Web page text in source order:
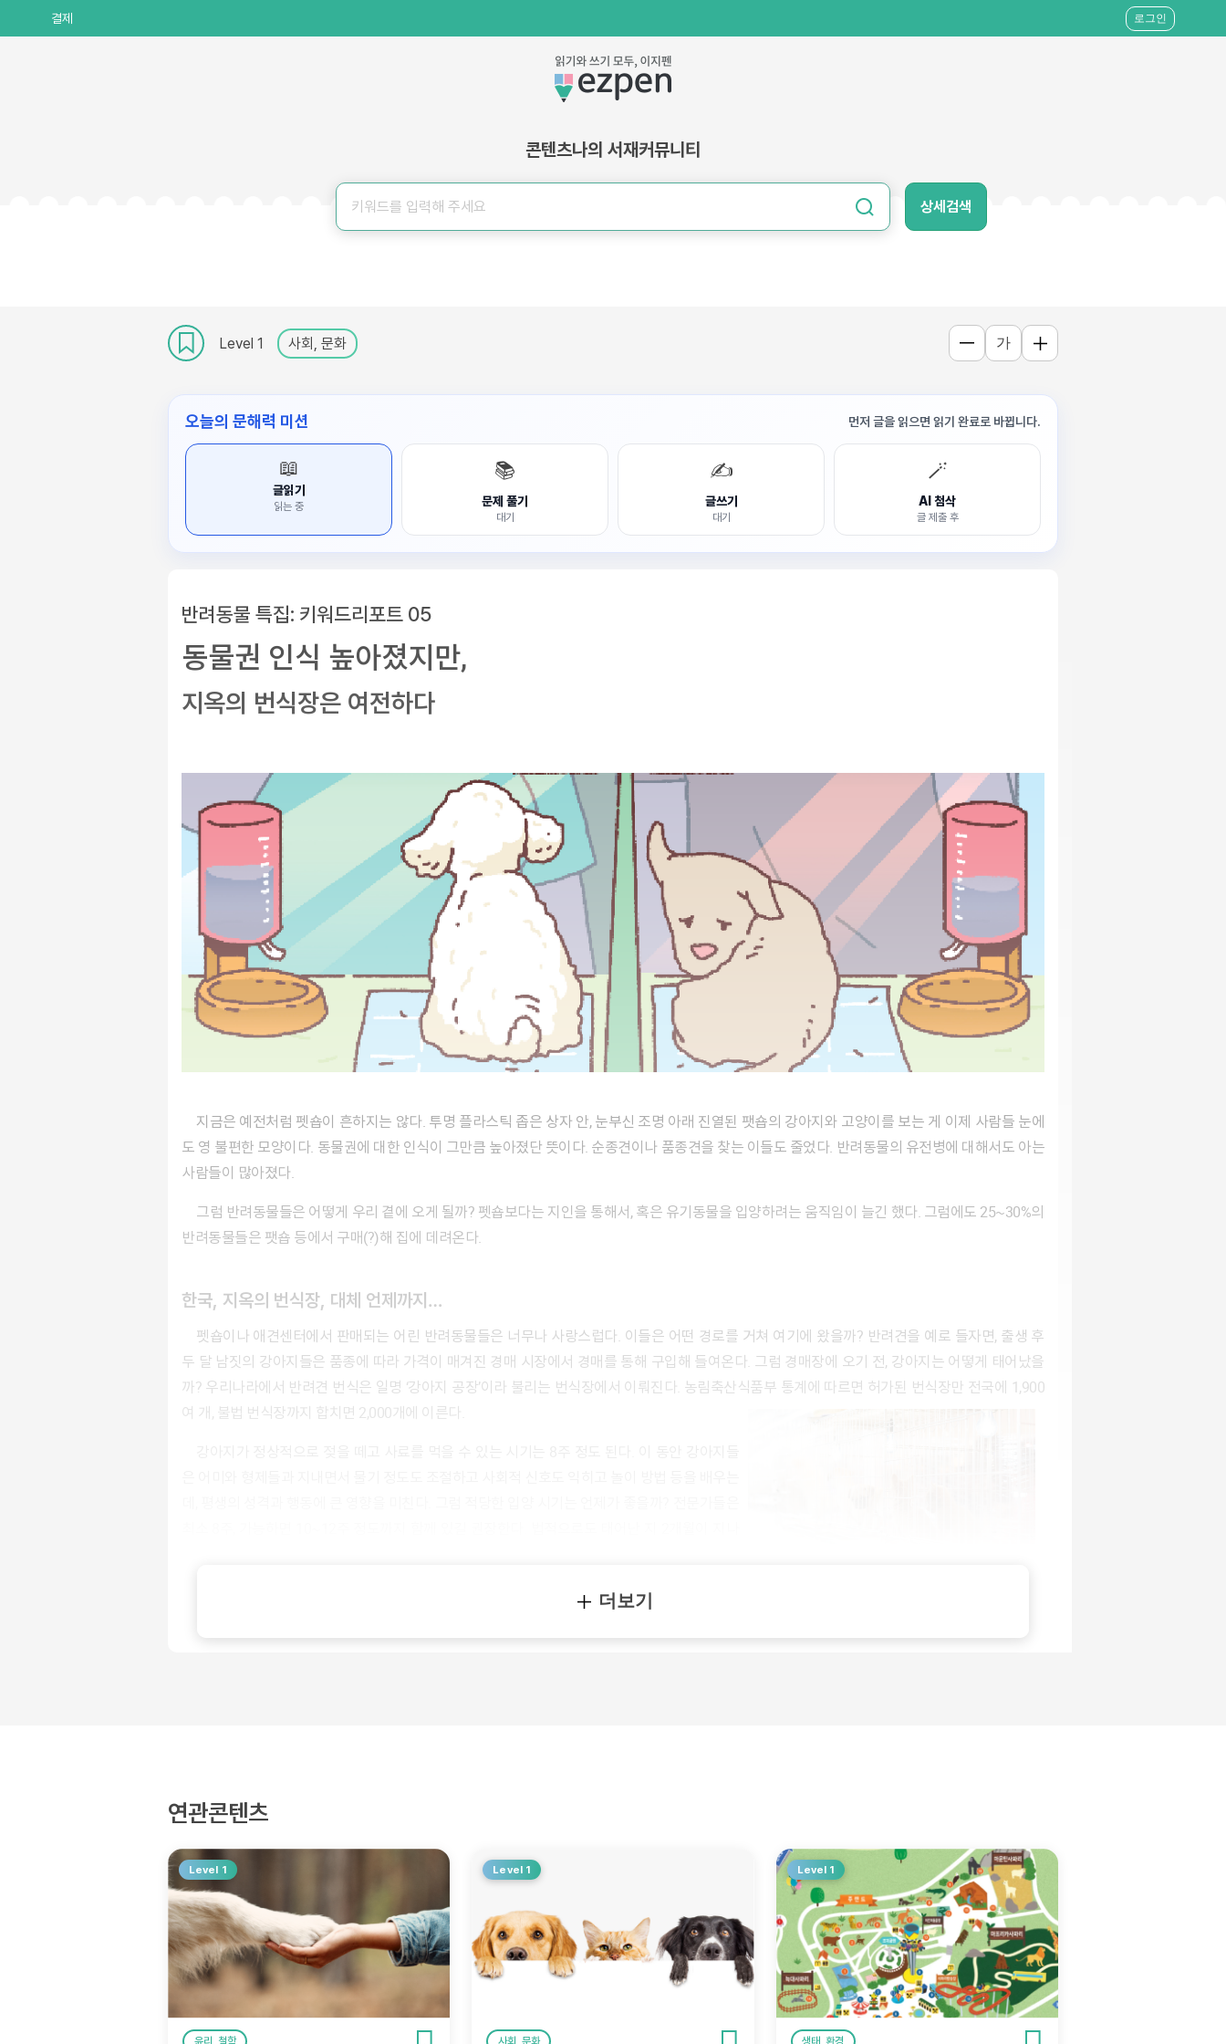
결제 로그인
콘텐츠나의 서재커뮤니티
상세검색
Level 1 사회, 문화 가
오늘의 문해력 미션 먼저 글을 읽으면 읽기 완료로 바뀝니다.
📖
글읽기
읽는 중
📚
문제 풀기
대기
✍️
글쓰기
대기
🪄
AI 첨삭
글 제출 후
반려동물 특집: 키워드리포트 05
동물권 인식 높아졌지만,
지옥의 번식장은 여전하다
지금은 예전처럼 펫숍이 흔하지는 않다. 투명 플라스틱 좁은 상자 안, 눈부신 조명 아래 진열된 팻숍의 강아지와 고양이를 보는 게 이제 사람들 눈에
도 영 불편한 모양이다. 동물권에 대한 인식이 그만큼 높아졌단 뜻이다. 순종견이나 품종견을 찾는 이들도 줄었다. 반려동물의 유전병에 대해서도 아는
사람들이 많아졌다.
그럼 반려동물들은 어떻게 우리 곁에 오게 될까? 펫숍보다는 지인을 통해서, 혹은 유기동물을 입양하려는 움직임이 늘긴 했다. 그럼에도 25~30%의
반려동물들은 팻숍 등에서 구매(?)해 집에 데려온다.
한국, 지옥의 번식장, 대체 언제까지…
펫숍이나 애견센터에서 판매되는 어린 반려동물들은 너무나 사랑스럽다. 이들은 어떤 경로를 거쳐 여기에 왔을까? 반려견을 예로 들자면, 출생 후
두 달 남짓의 강아지들은 품종에 따라 가격이 매겨진 경매 시장에서 경매를 통해 구입해 들여온다. 그럼 경매장에 오기 전, 강아지는 어떻게 태어났을
까? 우리나라에서 반려견 번식은 일명 ‘강아지 공장’이라 불리는 번식장에서 이뤄진다. 농림축산식품부 통계에 따르면 허가된 번식장만 전국에 1,900
여 개, 불법 번식장까지 합치면 2,000개에 이른다.
더보기
연관콘텐츠
Level 1
윤리, 철학
Level 1
사회, 문화
Level 1
생태, 환경